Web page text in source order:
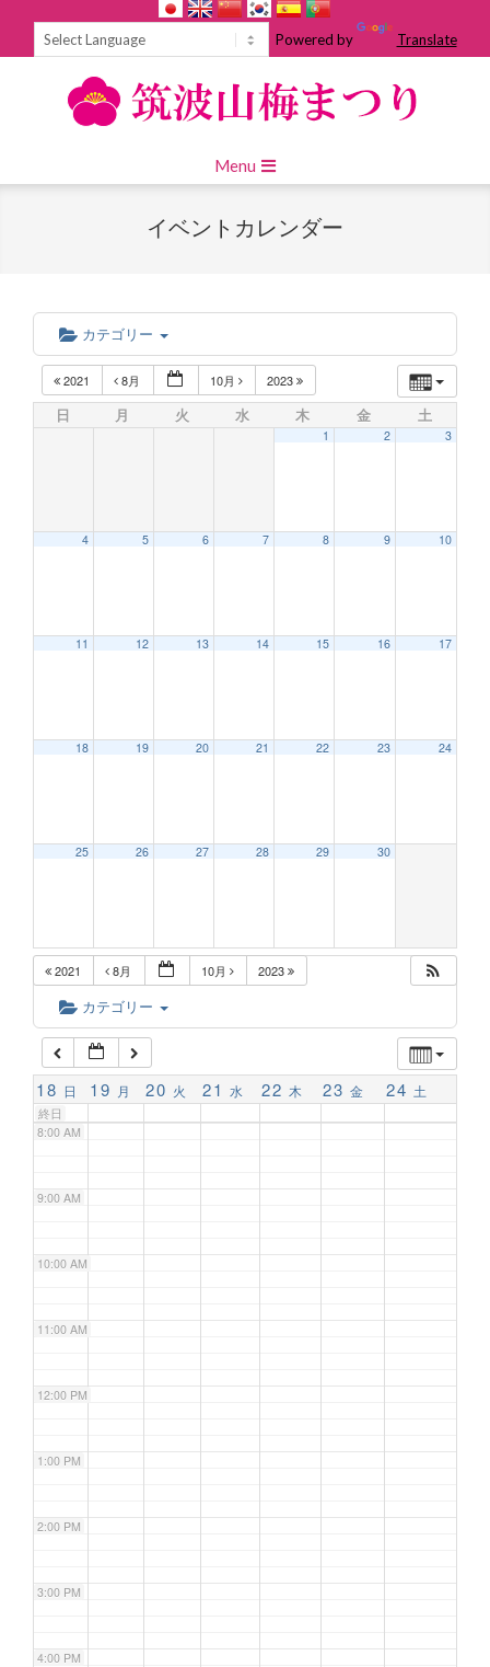
Powered by Translate
Navigation
Menu
イベントカレンダー
カテゴリー
2021 8月 10月 2023
日 月 火 水 木 金 土
1 2 3
4 5 6 7 8 9 10
11 12 13 14 15 16 17
18 19 20 21 22 23 24
25 26 27 28 29 30
2021 8月 10月 2023
カテゴリー
18 日 19 月 20 火 21 水 22 木 23 金 24 土
終日
2:00 AM
6:00 AM
7:00 AM
8:00 AM
9:00 AM
10:00 AM
11:00 AM
12:00 PM
1:00 PM
2:00 PM
3:00 PM
4:00 PM